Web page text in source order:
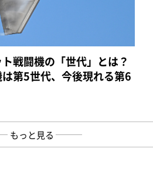
ト戦闘機の「世代」とは？
第5世代、今後現れる第6
もっと見る